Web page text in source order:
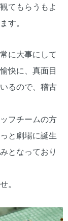
てもらうもよ
す。
に大事にして
快に、真面目
るので、稽古
フチームの方
と劇場に誕生
となっており
。